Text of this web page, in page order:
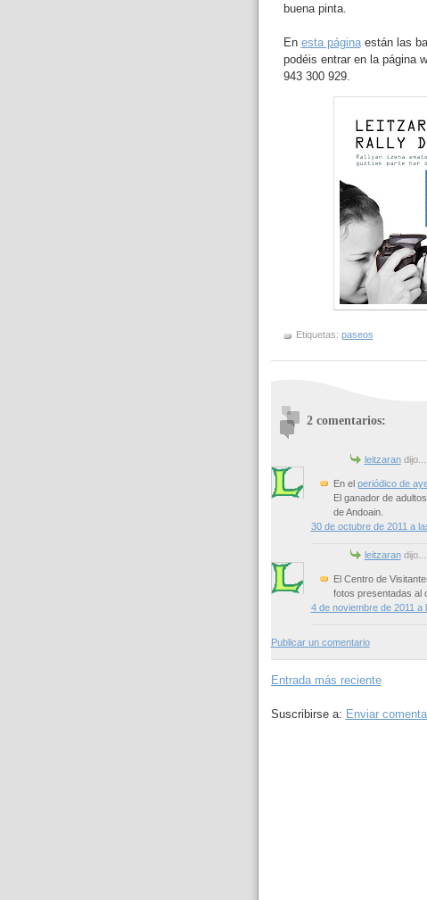
buena pinta.
En esta páginaestán las
podéis entrar en la página
943 300 929.
Etiquetas: paseos
2 comentarios:
leitzarandijo...
En el periódico de
El ganador de
de Andoain.
30 de octubre de 2011 a
leitzarandijo...
El Centro de
fotos presentadas al
4 de noviembre de 2011 a
Publicar un comentario
Entrada más reciente
Suscribirse a: Enviar